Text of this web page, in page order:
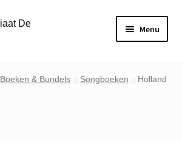
Menu
Boeken & Bundels Songboeken
Holland